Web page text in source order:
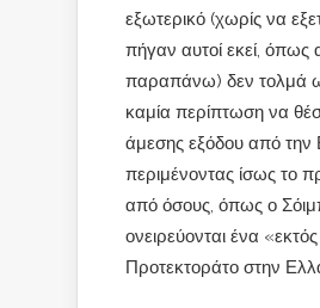
εξωτερικό (χωρίς να
πήγαν αυτοί εκεί,
παραπάνω) δεν τολμά
καμία περίπτωση να
άμεσης εξόδου από την
περιμένοντας ίσως το
από όσους, όπως ο
ονειρεύονται ένα
Προτεκτοράτο στην